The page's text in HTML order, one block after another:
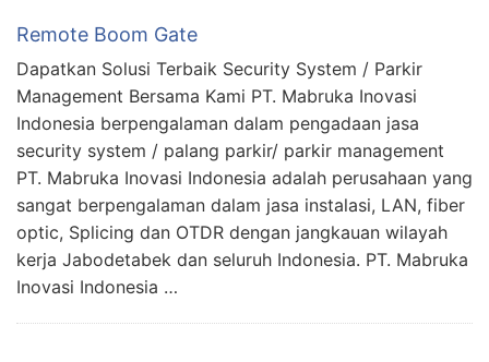
Remote Boom Gate
Dapatkan Solusi Terbaik Security System / Parkir
Management Bersama Kami PT. Mabruka Inovasi
Indonesia berpengalaman dalam pengadaan jasa
security system / palang parkir/ parkir management
PT. Mabruka Inovasi Indonesia adalah perusahaan yang
sangat berpengalaman dalam jasa instalasi, LAN, fiber
optic, Splicing dan OTDR dengan jangkauan wilayah
kerja Jabodetabek dan seluruh Indonesia. PT. Mabruka
Inovasi Indonesia …